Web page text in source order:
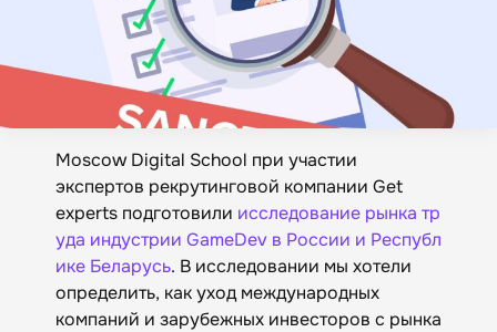
Moscow Digital School при участии
экспертов рекрутинговой компании Get
experts подготовили исследование рынка тр
уда индустрии GameDev в России и Республ
ике Беларусь. В исследовании мы хотели
определить, как уход международных
компаний и зарубежных инвесторов с рынка